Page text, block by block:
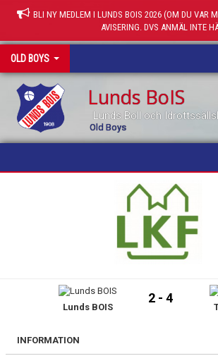
BLI NY MEDLEM I LUNDS BOIS 2026 (OM DU VAR
AVISERING. DVS ANMÄL INTE
OLD BOYS
Lunds BoIS
Lunds Boll och
Old Boys
DOKUMENT
Lunds BOIS
2 - 4
INFORMATION